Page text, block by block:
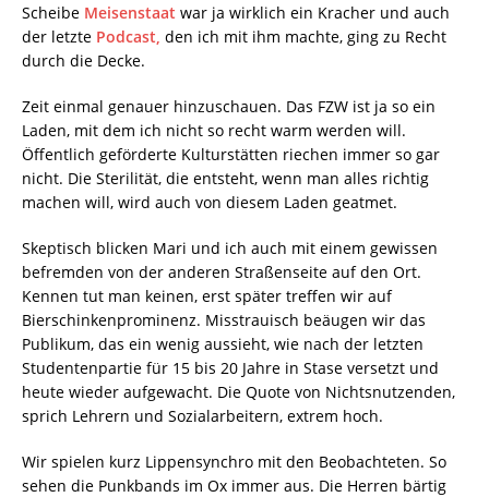
Scheibe Meisenstaat war ja wirklich ein Kracher und auch
der letzte Podcast, den ich mit ihm machte, ging zu Recht
durch die Decke.
Zeit einmal genauer hinzuschauen. Das FZW ist ja so ein
Laden, mit dem ich nicht so recht warm werden will.
Öffentlich geförderte Kulturstätten riechen immer so gar
nicht. Die Sterilität, die entsteht, wenn man alles richtig
machen will, wird auch von diesem Laden geatmet.
Skeptisch blicken Mari und ich auch mit einem gewissen
befremden von der anderen Straßenseite auf den Ort.
Kennen tut man keinen, erst später treffen wir auf
Bierschinkenprominenz. Misstrauisch beäugen wir das
Publikum, das ein wenig aussieht, wie nach der letzten
Studentenpartie für 15 bis 20 Jahre in Stase versetzt und
heute wieder aufgewacht. Die Quote von Nichtsnutzenden,
sprich Lehrern und Sozialarbeitern, extrem hoch.
Wir spielen kurz Lippensynchro mit den Beobachteten. So
sehen die Punkbands im Ox immer aus. Die Herren bärtig